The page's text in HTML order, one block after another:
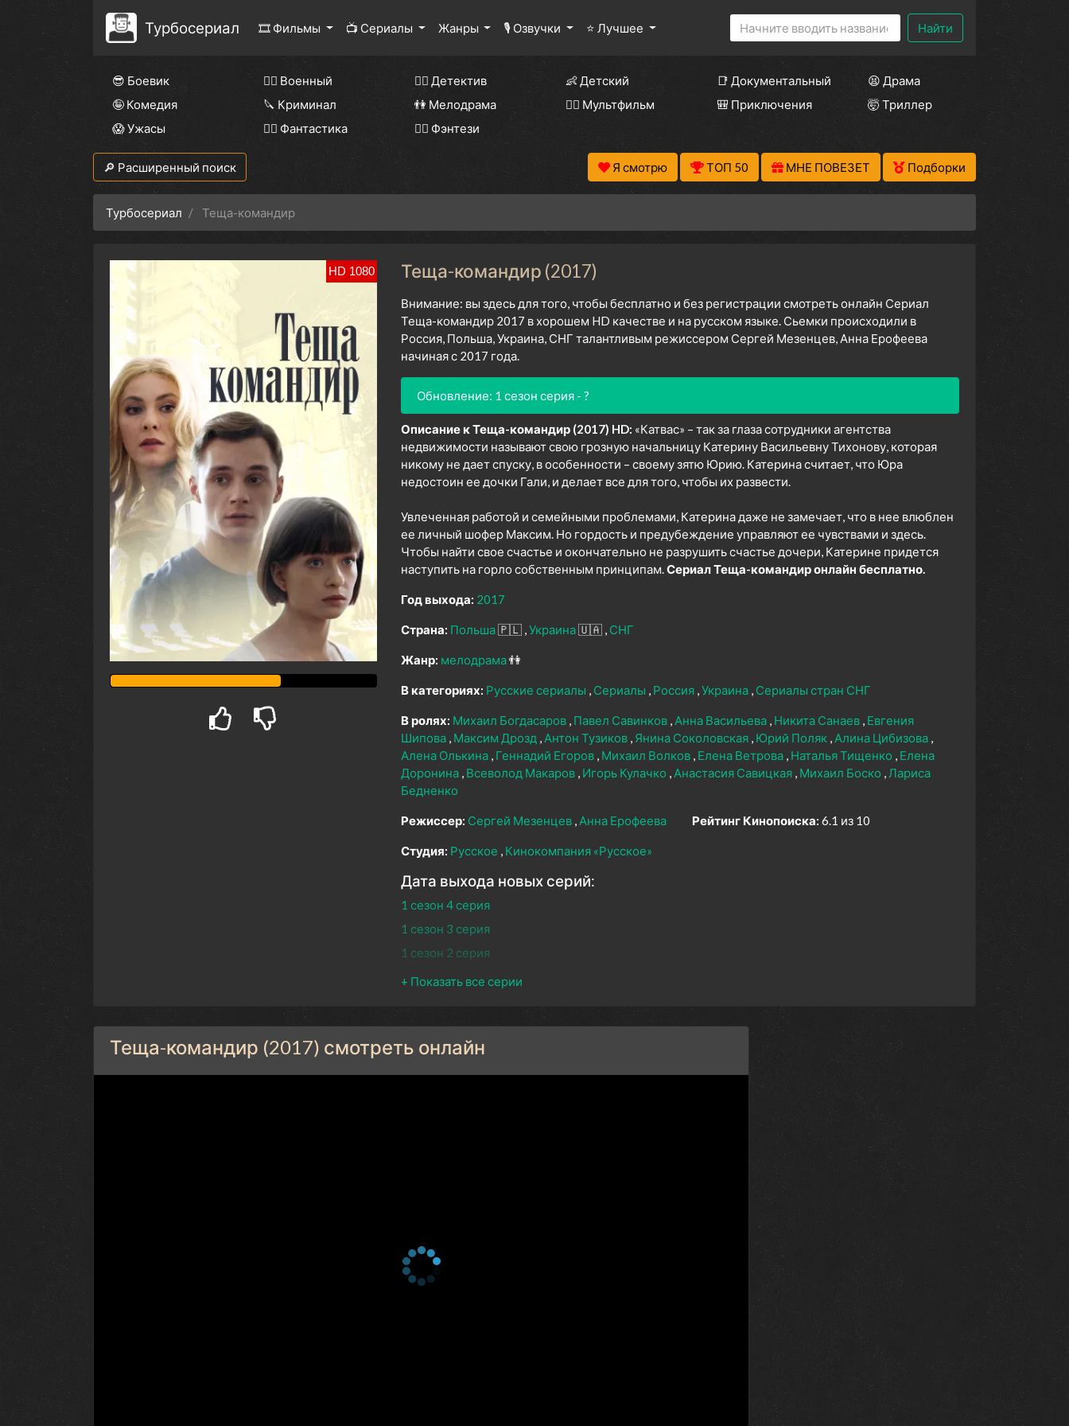
Турбосериал 🎞 Фильмы 📺 Сериалы Жанры 🎙 Озвучки ⭐ Лучшее Найти
😎 Боевик 👨‍✈️ Военный 🕵️‍♂️ Детектив 👶 Детский 📑 Документальный
😫 Драма
🤪 Комедия
🔪 Криминал 👫 Мелодрама 🧚‍♀️ Мультфильм 🎒 Приключения
🤯 Триллер
😱 Ужасы
🧙‍♀️ Фантастика 🧝‍♂️ Фэнтези
🔎 Расширенный поиск Я смотрю ТОП 50 МНЕ ПОВЕЗЕТ Подборки
Турбосериал Теща-командир
HD 1080 Теща-командир (2017)
Внимание: вы здесь для того, чтобы бесплатно и без регистрации смотреть онлайн Сериал
Теща-командир 2017 в хорошем HD качестве и на русском языке. Сьемки происходили в
Россия, Польша, Украина, СНГ талантливым режиссером Сергей Мезенцев, Анна Ерофеева
начиная с 2017 года.
Обновление: 1 сезон серия - ?
Описание к Теща-командир (2017) HD: «Катвас» – так за глаза сотрудники агентства
недвижимости называют свою грозную начальницу Катерину Васильевну Тихонову, которая
никому не дает спуску, в особенности – своему зятю Юрию. Катерина считает, что Юра
недостоин ее дочки Гали, и делает все для того, чтобы их развести.
Увлеченная работой и семейными проблемами, Катерина даже не замечает, что в нее влюблен
ее личный шофер Максим. Но гордость и предубеждение управляют ее чувствами и здесь.
Чтобы найти свое счастье и окончательно не разрушить счастье дочери, Катерине придется
наступить на горло собственным принципам.Сериал Теща-командир онлайн бесплатно.
Год выхода: 2017
Страна: Польша🇵🇱 Украина🇺🇦 СНГ
Жанр: мелодрама👫
В категориях: Русские сериалы Сериалы Россия Украина Сериалы стран СНГ
В ролях: Михаил Богдасаров Павел Савинков Анна Васильева Никита Санаев Евгения
Шипова Максим Дрозд Антон Тузиков Янина Соколовская Юрий Поляк Алина Цибизова
Алена Олькина Геннадий Егоров Михаил Волков Елена Ветрова Наталья Тищенко
Елена
Доронина Всеволод Макаров Игорь Кулачко Анастасия Савицкая Михаил Боско
Лариса
Бедненко
Режиссер: Сергей Мезенцев Анна Ерофеева
Студия: Русское Кинокомпания «Русское»
Рейтинг Кинопоиска: 6.1 из 10
Дата выхода новых серий:
1 сезон 4 серия
1 сезон 3 серия
1 сезон 2 серия
1 сезон 1 серия
Теща-командир (2017) смотреть онлайн